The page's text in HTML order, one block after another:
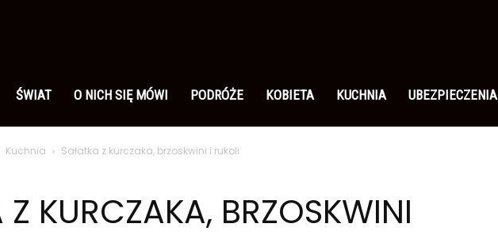
ŚWIAT O NICH SIĘ MÓWI PODRÓŻE KOBIETA KUCHNIA UBEZPIECZENIA
Kuchnia Sałatka z kurczaka, brzoskwini i rukoli
Z KURCZAKA, BRZOSKWINI